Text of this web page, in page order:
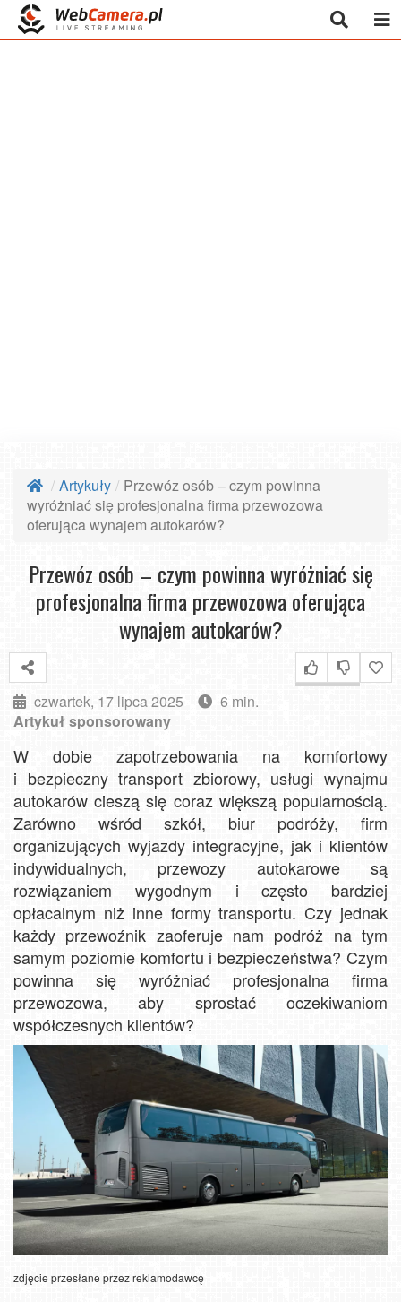
Artykuły
Przewóz osób – czym powinna
wyróżniać się profesjonalna firma przewozowa
oferująca wynajem autokarów?
Przewóz osób – czym powinna wyróżniać się
profesjonalna firma przewozowa oferująca
wynajem autokarów?
czwartek, 17 lipca 2025
6 min.
Artykuł sponsorowany
W dobie zapotrzebowania na komfortowy
i bezpieczny transport zbiorowy, usługi wynajmu
autokarów cieszą się coraz większą popularnością.
Zarówno wśród szkół, biur podróży, firm
organizujących wyjazdy integracyjne, jak i klientów
indywidualnych, przewozy autokarowe są
rozwiązaniem wygodnym i często bardziej
opłacalnym niż inne formy transportu. Czy jednak
każdy przewoźnik zaoferuje nam podróż na tym
samym poziomie komfortu i bezpieczeństwa? Czym
powinna się wyróżniać profesjonalna firma
przewozowa, aby sprostać oczekiwaniom
współczesnych klientów?
zdjęcie przesłane przez reklamodawcę